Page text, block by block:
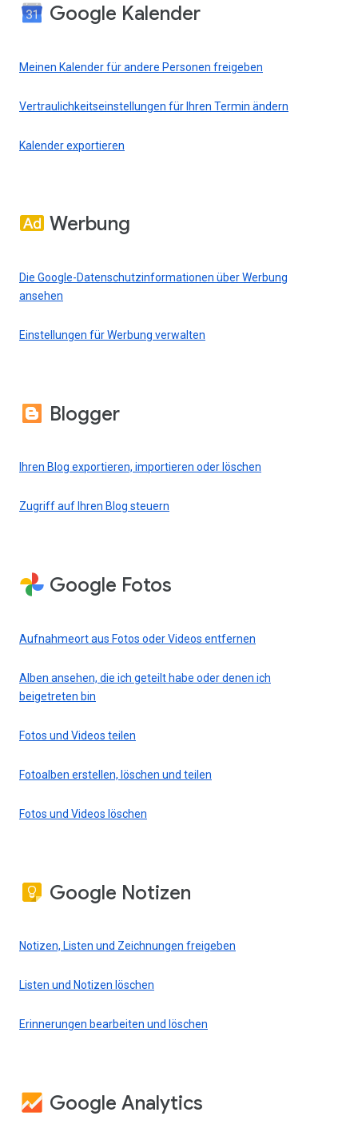
Google Kalender
Meinen Kalender für andere Personen freigeben
Vertraulichkeitseinstellungen für Ihren Termin ändern
Kalender exportieren
Werbung
Die Google-Datenschutzinformationen über Werbung
ansehen
Einstellungen für Werbung verwalten
Blogger
Ihren Blog exportieren, importieren oder löschen
Zugriff auf Ihren Blog steuern
Google Fotos
Aufnahmeort aus Fotos oder Videos entfernen
Alben ansehen, die ich geteilt habe oder denen ich
beigetreten bin
Fotos und Videos teilen
Fotoalben erstellen, löschen und teilen
Fotos und Videos löschen
Google Notizen
Notizen, Listen und Zeichnungen freigeben
Listen und Notizen löschen
Erinnerungen bearbeiten und löschen
Google Analytics